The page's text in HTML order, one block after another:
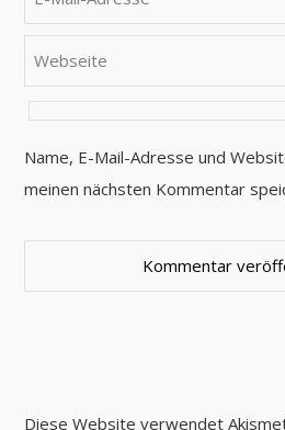
Name, E-Mail-Adresse und
meinen nächsten Kommentar
Diese Website verwendet